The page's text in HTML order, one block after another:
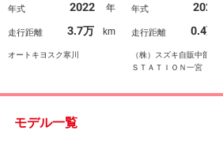
リー アイドリングスト
ップ 電動格納ミラー
ＣＶＴ パワーウインド
ウ
年式 2022 年
走行距離 3.7万 km
オートキヨスク寒川
ｈ・ＵＳＢ） Ｅ
前方ドラレコ 前後
ーキサポート ハイ
ムアシスト付ＬＥＤ
トヘッドライト マ
年式 2022
走行距離 0.4万
（株）スズキ自販中部
ＳＴＡＴＩＯＮ一宮
モデル一覧